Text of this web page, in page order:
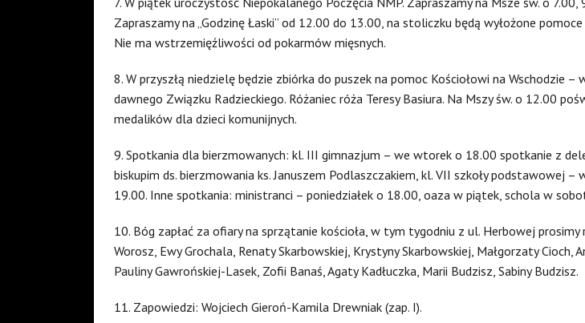
Zapraszamy na „Godzinę Łaski” od 12.00 do 13.00, na stoliczku będą wyłożone
Nie ma wstrzemięźliwości od pokarmów mięsnych.
8. W przyszłą niedzielę będzie zbiórka do puszek na pomoc Kościołowi na Wschodzie –
dawnego Związku Radzieckiego. Różaniec róża Teresy Basiura. Na Mszy św. o 12.00
medalików dla dzieci komunijnych.
9. Spotkania dla bierzmowanych: kl. III gimnazjum – we wtorek o 18.00 spotkanie z
biskupim ds. bierzmowania ks. Januszem Podlaszczakiem, kl. VII szkoły podstawowej –
19.00. Inne spotkania: ministranci – poniedziałek o 18.00, oaza w piątek, schola w
10. Bóg zapłać za ofiary na sprzątanie kościoła, w tym tygodniu z ul. Herbowej prosimy
Worosz, Ewy Grochala, Renaty Skarbowskiej, Krystyny Skarbowskiej, Małgorzaty Cioch,
Pauliny Gawrońskiej-Lasek, Zofii Banaś, Agaty Kadłuczka, Marii Budzisz, Sabiny Budzisz.
11. Zapowiedzi: Wojciech Gieroń-Kamila Drewniak (zap. I).